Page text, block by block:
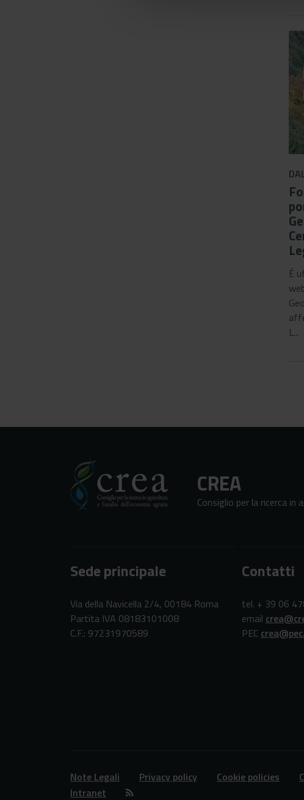
É
L...
CREA
Consiglio per la ricerca in
Sede principale
Via della Navicella 2/4, 00184 Roma
Partita IVA 08183101008
C.F.: 97231970589
Contatti
tel. + 39 06
email
PEC
Note Legali Privacy policy Cookie policies
Intranet